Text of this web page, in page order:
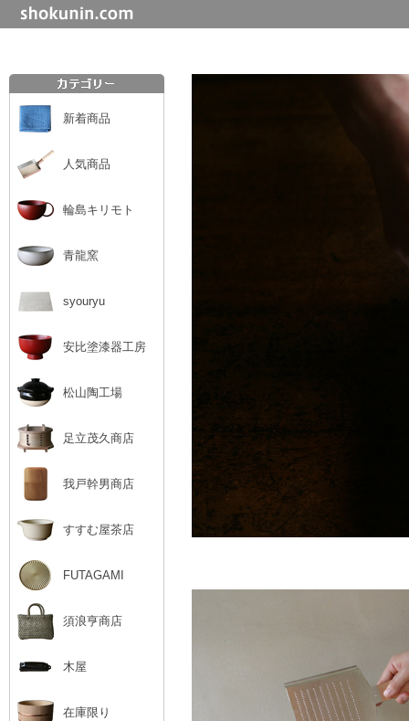
新着商品
人気商品
輪島キリモト
青龍窯
syouryu
安比塗漆器工房
松山陶工場
足立茂久商店
我戸幹男商店
すすむ屋茶店
FUTAGAMI
須浪亨商店
木屋
在庫限り